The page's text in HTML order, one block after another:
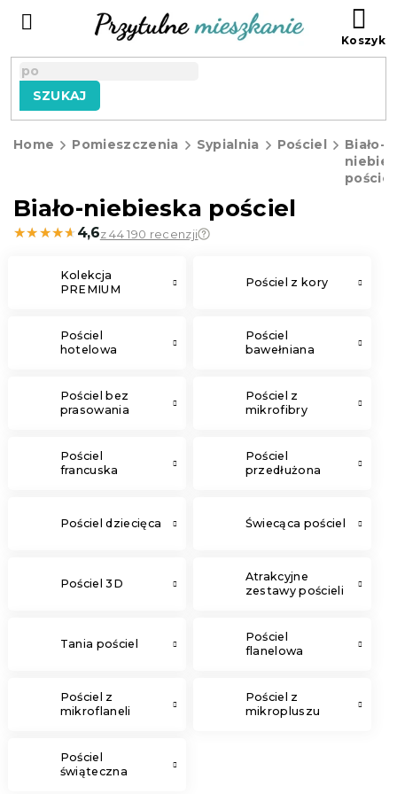
SZUKAJ
Home Pomieszczenia Sypialnia Pościel
Biało-
pościel
Biało-niebieska pościel
★★★★★
★★★★★ 4,6z 44 190 recenzji
Kolekcja
PREMIUM
Pościel z kory
Pościel
hotelowa
Pościel
bawełniana
Pościel bez
prasowania
Pościel z
mikrofibry
Pościel
francuska
Pościel
przedłużona
Pościel dziecięca Świecąca pościel
Pościel 3D
Atrakcyjne
zestawy pościeli
Tania pościel
Pościel
flanelowa
Pościel z
mikroflaneli
Pościel z
mikropluszu
Pościel
świąteczna